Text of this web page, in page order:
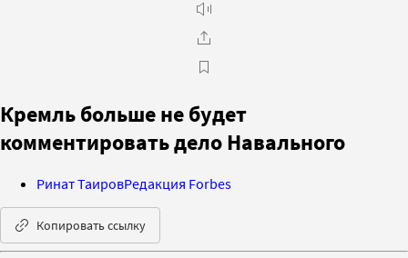
Кремль больше не будет
комментировать дело Навального
Ринат ТаировРедакция Forbes
Копировать ссылку